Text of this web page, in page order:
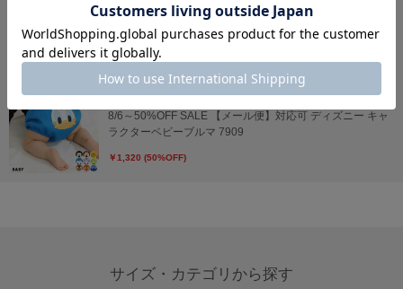
【OUTLET】20%OFF SALE ディズニー デニムベビーセッ
￥4,312 (20%OFF)
8/6～50%OFF SALE 【メール便】対応可 ディズニー キャ
ラクターベビーブルマ 7909
￥1,320 (50%OFF)
サイズ・カテゴリから探す